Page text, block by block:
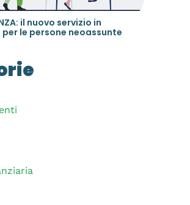
il nuovo servizio in
le persone neoassunte